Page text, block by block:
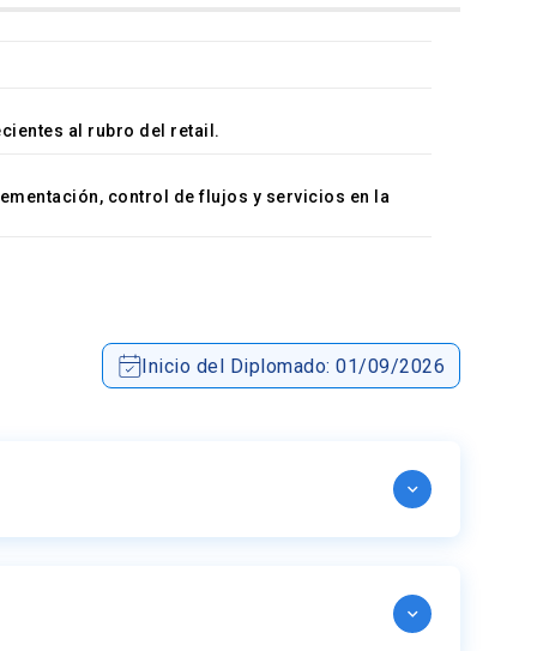
al rubro del retail.
control de flujos y servicios en la
Inicio del Diplomado: 01/09/2026